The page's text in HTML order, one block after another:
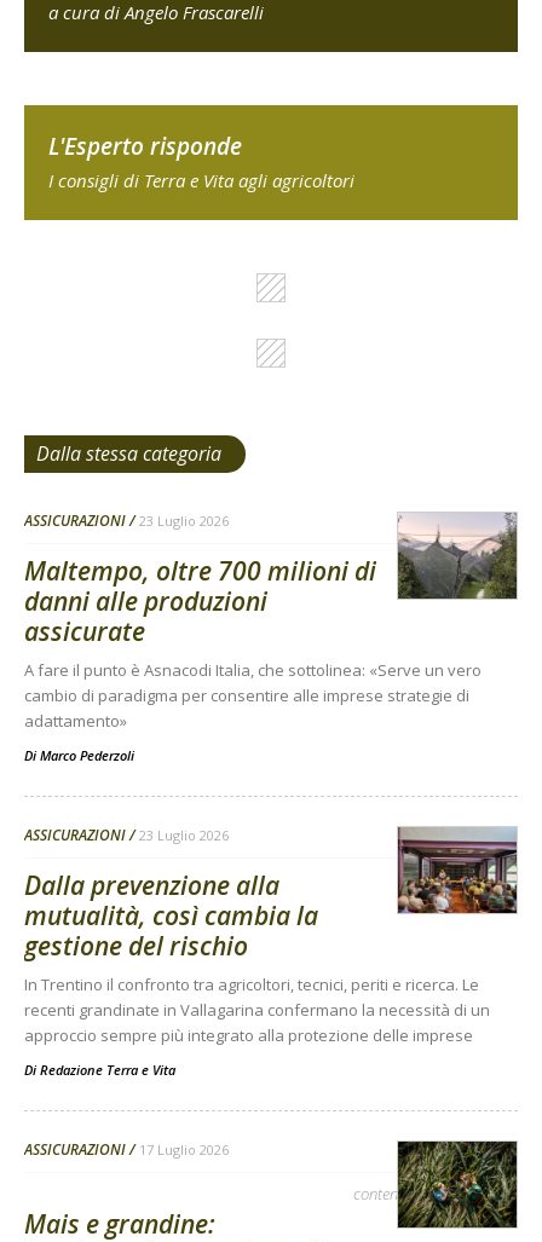
a cura di Angelo Frascarelli
L'Esperto risponde
I consigli di Terra e Vita agli agricoltori
Dalla stessa categoria
ASSICURAZIONI 23 Luglio 2026
Maltempo, oltre 700 milioni di
danni alle produzioni
assicurate
A fare il punto è Asnacodi Italia, che sottolinea: «Serve un vero
cambio di paradigma per consentire alle imprese strategie di
adattamento»
Di Marco Pederzoli
ASSICURAZIONI 23 Luglio 2026
Dalla prevenzione alla
mutualità, così cambia la
gestione del rischio
In Trentino il confronto tra agricoltori, tecnici, periti e ricerca. Le
recenti grandinate in Vallagarina confermano la necessità di un
approccio sempre più integrato alla protezione delle imprese
Di Redazione Terra e Vita
ASSICURAZIONI 17 Luglio 2026
contenuto sponsorizzato
Mais e grandine: